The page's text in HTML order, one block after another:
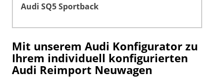
Audi SQ5 Sportback
Mit unserem Audi Konfigurator zu
Ihrem individuell konfigurierten
Audi Reimport Neuwagen